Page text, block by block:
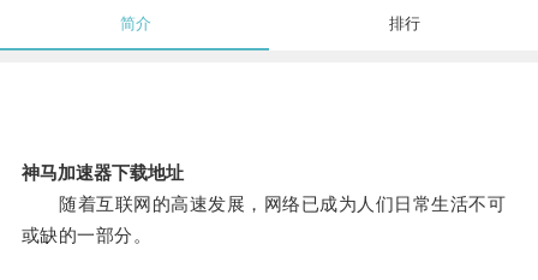
简介 排行
神马加速器下载地址
随着互联网的高速发展，网络已成为人们日常生活不可
或缺的一部分。